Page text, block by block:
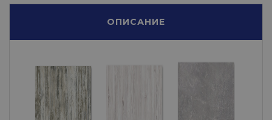
ОПИСАНИЕ